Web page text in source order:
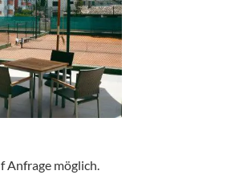
Anfrage möglich.